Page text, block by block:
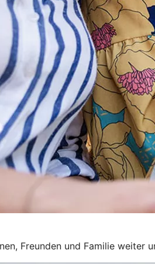
Freunden und Familie weiter